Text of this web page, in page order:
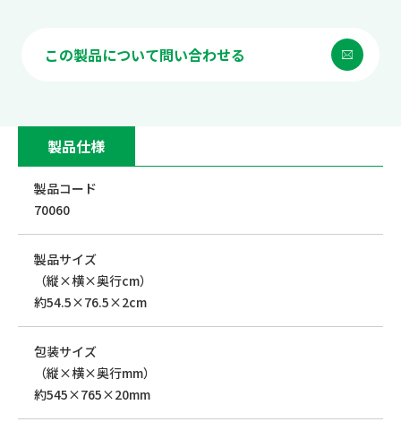
製品仕様
製品コード
70060
製品サイズ
（縦×横×奥行cm）
約54.5×76.5×2cm
包装サイズ
（縦×横×奥行mm）
約545×765×20mm
この製品について問い合わせる